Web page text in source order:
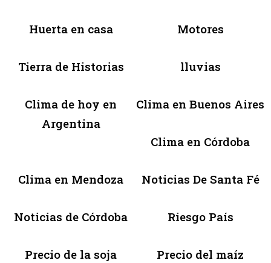
Huerta en casa Motores
Tierra de Historias lluvias
Clima de hoy en
Argentina
Clima en Buenos Aires
Clima en Córdoba
Clima en Mendoza Noticias De Santa Fé
Noticias de Córdoba Riesgo País
Precio de la soja Precio del maíz